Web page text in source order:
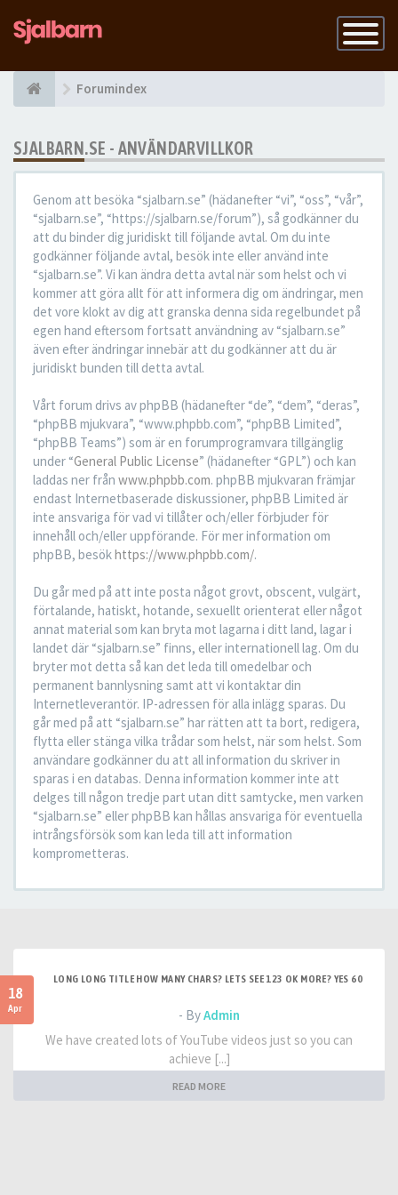
Slå
på
Forumindex
SJALBARN.SE - ANVÄNDARVILLKOR
Genom att besöka “sjalbarn.se” (hädanefter “vi”, “oss”, “vår”,
“sjalbarn.se”, “https://sjalbarn.se/forum”), så godkänner du
att du binder dig juridiskt till följande avtal. Om du inte
godkänner följande avtal, besök inte eller använd inte
“sjalbarn.se”. Vi kan ändra detta avtal när som helst och vi
kommer att göra allt för att informera dig om ändringar, men
det vore klokt av dig att granska denna sida regelbundet på
egen hand eftersom fortsatt användning av “sjalbarn.se”
även efter ändringar innebär att du godkänner att du är
juridiskt bunden till detta avtal.
Vårt forum drivs av phpBB (hädanefter “de”, “dem”, “deras”,
“phpBB mjukvara”, “www.phpbb.com”, “phpBB Limited”,
“phpBB Teams”) som är en forumprogramvara tillgänglig
under “General Public License” (hädanefter “GPL”) och kan
laddas ner från www.phpbb.com. phpBB mjukvaran främjar
endast Internetbaserade diskussioner, phpBB Limited är
inte ansvariga för vad vi tillåter och/eller förbjuder för
innehåll och/eller uppförande. För mer information om
phpBB, besökhttps://www.phpbb.com/.
Du går med på att inte posta något grovt, obscent, vulgärt,
förtalande, hatiskt, hotande, sexuellt orienterat eller något
annat material som kan bryta mot lagarna i ditt land, lagar i
landet där “sjalbarn.se” finns, eller internationell lag. Om du
bryter mot detta så kan det leda till omedelbar och
permanent bannlysning samt att vi kontaktar din
Internetleverantör. IP-adressen för alla inlägg sparas. Du
går med på att “sjalbarn.se” har rätten att ta bort, redigera,
flytta eller stänga vilka trådar som helst, när som helst. Som
användare godkänner du att all information du skriver in
sparas i en databas. Denna information kommer inte att
delges till någon tredje part utan ditt samtycke, men varken
“sjalbarn.se” eller phpBB kan hållas ansvariga för eventuella
intrångsförsök som kan leda till att information
komprometteras.
18
Apr
LONG LONG TITLE HOW MANY CHARS? LETS SEE 123 OK MORE? YES 60
- ByAdmin
We have created lots of YouTube videos just so you can
achieve [...]
READ MORE